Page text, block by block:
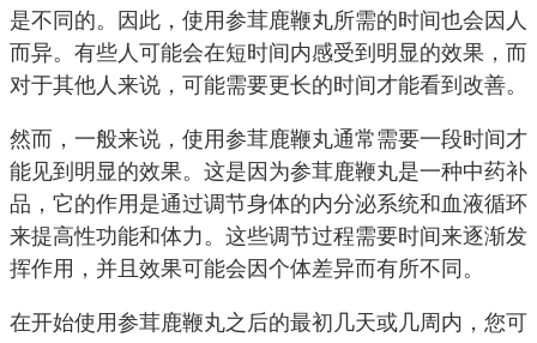
是不同的。因此，使用参茸鹿鞭丸所需的时间也会因人
而异。有些人可能会在短时间内感受到明显的效果，而
对于其他人来说，可能需要更长的时间才能看到改善。
然而，一般来说，使用参茸鹿鞭丸通常需要一段时间才
能见到明显的效果。这是因为参茸鹿鞭丸是一种中药补
品，它的作用是通过调节身体的内分泌系统和血液循环
来提高性功能和体力。这些调节过程需要时间来逐渐发
挥作用，并且效果可能会因个体差异而有所不同。
在开始使用参茸鹿鞭丸之后的最初几天或几周内，您可